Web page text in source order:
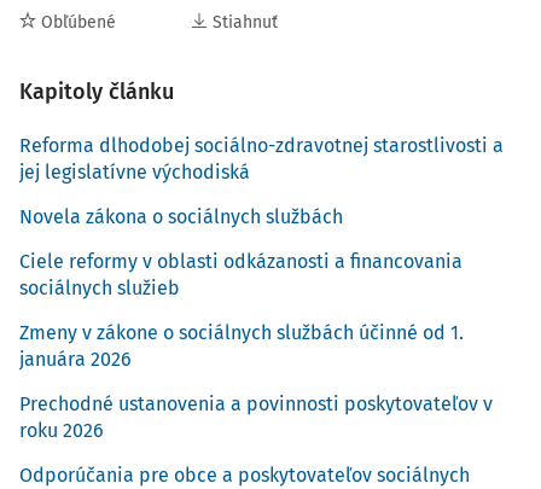
Obľúbené Stiahnuť
Kapitoly článku
Reforma dlhodobej sociálno-zdravotnej starostlivosti a
jej legislatívne východiská
Novela zákona o sociálnych službách
Ciele reformy v oblasti odkázanosti a financovania
sociálnych služieb
Zmeny v zákone o sociálnych službách účinné od 1.
januára 2026
Prechodné ustanovenia a povinnosti poskytovateľov v
roku 2026
Odporúčania pre obce a poskytovateľov sociálnych